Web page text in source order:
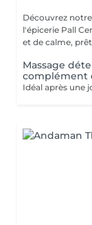
Découvrez
l'épicerie Pall
et de calme,
Massage
complément